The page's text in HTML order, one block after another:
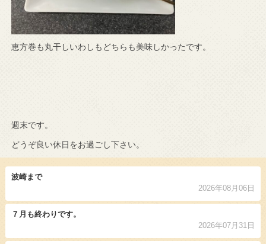
恵方巻も丸干しいわしもどちらも美味しかったです。
週末です。
どうぞ良い休日をお過ごし下さい。
波崎まで
2026年08月06日
７月も終わりです。
2026年07月31日